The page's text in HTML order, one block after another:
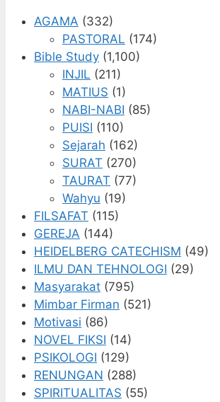
AGAMA (332)
PASTORAL (174)
Bible Study (1,100)
INJIL (211)
MATIUS (1)
NABI-NABI (85)
PUISI (110)
Sejarah (162)
SURAT (270)
TAURAT (77)
Wahyu (19)
FILSAFAT (115)
GEREJA (144)
HEIDELBERG CATECHISM (49)
ILMU DAN TEHNOLOGI (29)
Masyarakat (795)
Mimbar Firman (521)
Motivasi (86)
NOVEL FIKSI (14)
PSIKOLOGI (129)
RENUNGAN (288)
SPIRITUALITAS (55)